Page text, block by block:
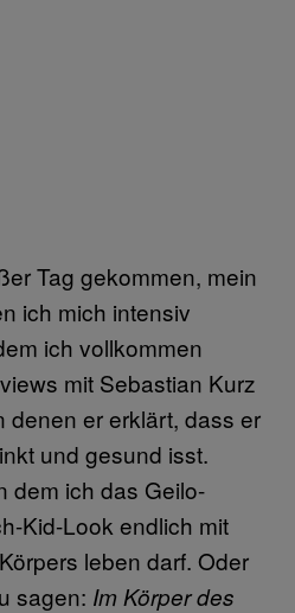
Tag gekommen, mein
ich mich intensiv
ich vollkommen
mit Sebastian Kurz
denen er erklärt, dass er
und gesund isst.
dem ich das Geilo-
Kid-Look endlich mit
leben darf. Oder
sagen: Im Körper des